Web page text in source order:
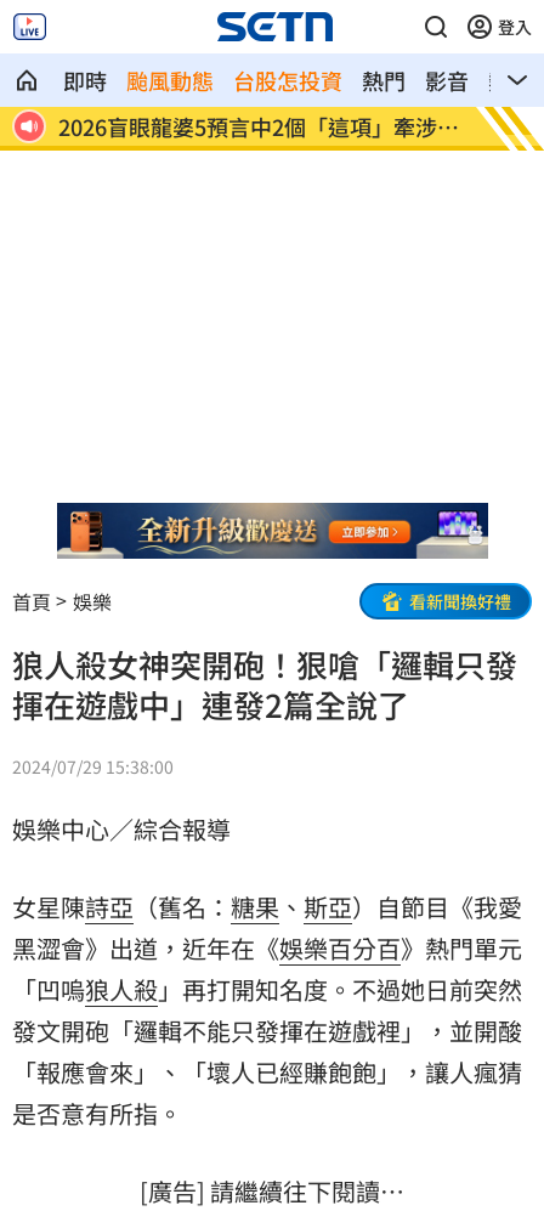
登入
即時 颱風動態 台股怎投資 熱門 影音
熱搜
婆5預言中2個「這項」牽涉台
陽台內褲沾精液！人
首頁 娛樂 看新聞換好禮
狼人殺女神突開砲！狠嗆「邏輯只發
揮在遊戲中」連發2篇全說了
2024/07/29 15:38:00
娛樂中心／綜合報導
女星陳詩亞 （舊名： 糖果 、 斯亞）自節目《我愛
黑澀會》出道，近年在《娛樂百分百》熱門單元
「凹嗚狼人殺」再打開知名度。不過她日前突然
發文開砲「邏輯不能只發揮在遊戲裡」，並開酸
「報應會來」、「壞人已經賺飽飽」，讓人瘋猜
是否意有所指。
[廣告] 請繼續往下閱讀…